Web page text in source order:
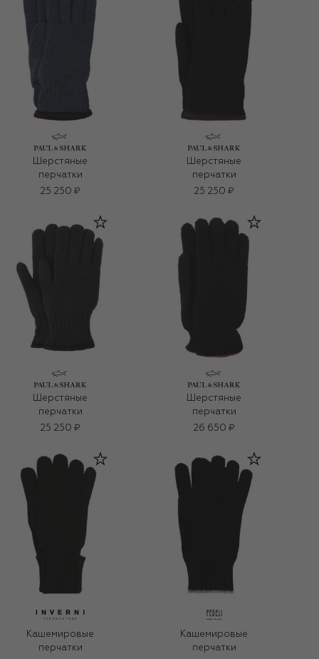
Шерстяные
перчатки
25 250 ₽
Шерстяные
перчатки
25 250 ₽
Шерстяные
перчатки
25 250 ₽
Шерстяные
перчатки
26 650 ₽
Кашемировые
перчатки
Кашемировые
перчатки